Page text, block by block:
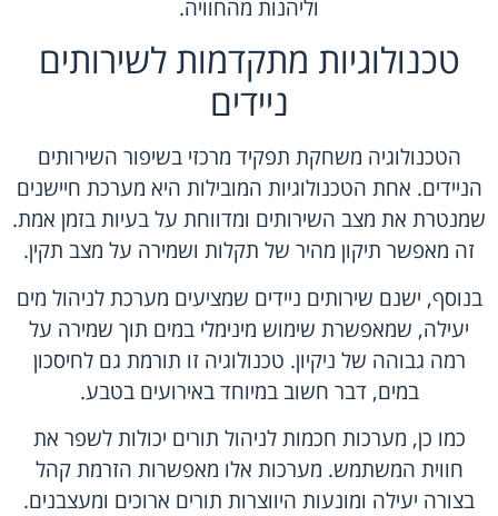
וליהנות מהחוויה.
טכנולוגיות מתקדמות לשירותים
ניידים
הטכנולוגיה משחקת תפקיד מרכזי בשיפור השירותים
הניידים. אחת הטכנולוגיות המובילות היא מערכת חיישנים
שמנטרת את מצב השירותים ומדווחת על בעיות בזמן אמת.
זה מאפשר תיקון מהיר של תקלות ושמירה על מצב תקין.
בנוסף, ישנם שירותים ניידים שמציעים מערכת לניהול מים
יעילה, שמאפשרת שימוש מינימלי במים תוך שמירה על
רמה גבוהה של ניקיון. טכנולוגיה זו תורמת גם לחיסכון
במים, דבר חשוב במיוחד באירועים בטבע.
כמו כן, מערכות חכמות לניהול תורים יכולות לשפר את
חווית המשתמש. מערכות אלו מאפשרות הזרמת קהל
בצורה יעילה ומונעות היווצרות תורים ארוכים ומעצבנים.